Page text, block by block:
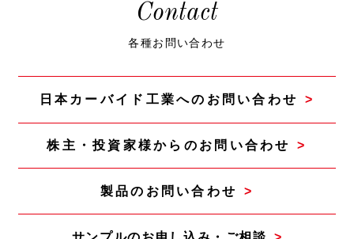
Contact
各種お問い合わせ
日本カーバイド工業へのお問い合わせ
株主・投資家様からのお問い合わせ
製品のお問い合わせ